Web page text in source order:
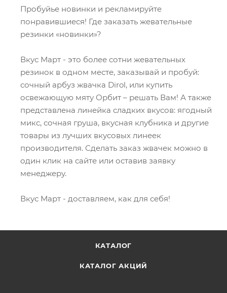
Пробуйье новинки и рекламируйте
понравившиеся! Где заказать жевательные
резинки «новинки»?
Вкус Март - это более сотни жевательных
резинок в одном месте, заказывай и пробуй:
сочный арбуз жвачка Dirol, или купить
освежающую мяту Орбит – решать Вам! А также
представлена линейка сладких вкусов: ягодный
микс, сочная груша, вкусная клубника и другие
товары из лучших вкусовых линеек
производителя. Сделать заказ жвачек можно в
один клик на сайте или оставив заявку
менеджеру.
Вкус Март - доставляем, как для себя!
КАТАЛОГ
КАТАЛОГ АКЦИЙ